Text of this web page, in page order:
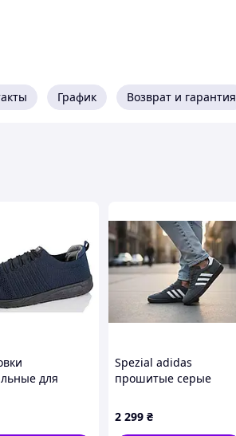
29.3см
График Возврат и гарантия
для
и средней
для
Spezial adidas
прошитые серые
кроссовки кеды
2 299 ₴